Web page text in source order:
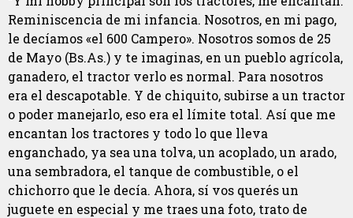
Reminiscencia de mi infancia. Nosotros, en mi pago,
le decíamos «el 600 Campero». Nosotros somos de 25
de Mayo (Bs.As.) y te imaginas, en un pueblo agrícola,
ganadero, el tractor verlo es normal. Para nosotros
era el descapotable. Y de chiquito, subirse a un tractor
o poder manejarlo, eso era el límite total. Así que me
encantan los tractores y todo lo que lleva
enganchado, ya sea una tolva, un acoplado, un arado,
una sembradora, el tanque de combustible, o el
chichorro que le decía. Ahora, sí vos querés un
juguete en especial y me traes una foto, trato de